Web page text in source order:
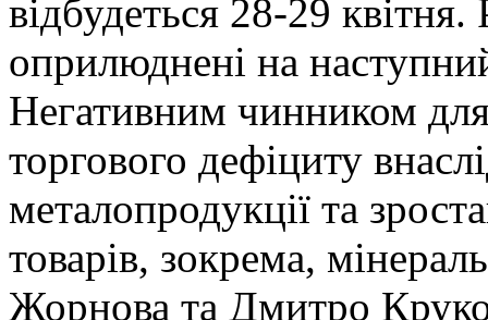
відбудеться 28-29 квітня.
оприлюднені на
Негативним чинником
торгового дефіциту
металопродукції та
товарів, зокрема,
Жорнова та Дмитро